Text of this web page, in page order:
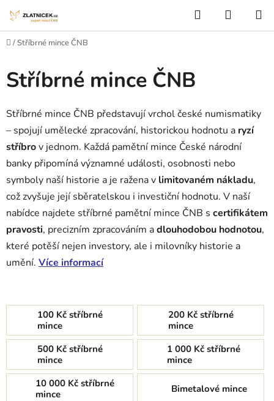
Hledat
Domů
/Stříbrné mince ČNB
Stříbrné mince ČNB
Stříbrné mince ČNB představují vrchol české numismatiky
– spojují umělecké zpracování, historickou hodnotu a ryzí
stříbrov jednom. Každá pamětní mince České národní
banky připomíná významné události, osobnosti nebo
symboly naší historie a je ražena v limitovaném nákladu,
což zvyšuje její sběratelskou i investiční hodnotu. V naší
nabídce najdete stříbrné pamětní mince ČNB s certifikátem
pravosti, precizním zpracováním adlouhodobou hodnotou,
které potěší nejen investory, ale i milovníky historie a
umění. Více informací
100 Kč stříbrné
mince
200 Kč stříbrné
mince
500 Kč stříbrné
mince
1 000 Kč stříbrné
mince
10 000 Kč stříbrné
mince
Bimetalové mince